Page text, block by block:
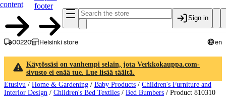
content
footer
Sign in
00220 Helsinki store en
Käytössäsi on vanhempi selain, jota Verkkokauppa.com-
sivusto ei enää tue. Lue lisää täältä.
Etusivu / Home & Gardening / Baby Products / Children's Furniture and
Interior Design / Children's Bed Textiles / Bed Bumbers / Product 810310